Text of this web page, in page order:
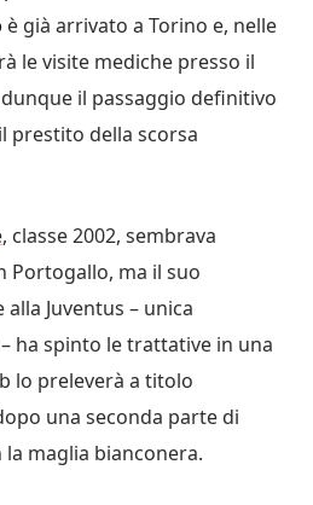
è già arrivato a Torino e, nelle
le visite mediche presso il
il passaggio definitivo
prestito della scorsa
, classe 2002, sembrava
Portogallo, ma il suo
Juventus – unica
ha spinto le trattative in una
lo preleverà a titolo
una seconda parte di
maglia bianconera.